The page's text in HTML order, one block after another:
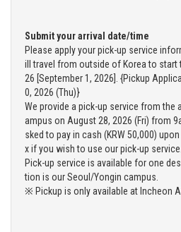
Submit your arrival date/time
Please apply your pick-up service
ill travel from outside of Korea to start
26 [September 1, 2026]. {Pickup
0, 2026 (Thu)}
We provide a pick-up service from the
ampus on August 28, 2026 (Fri) from
sked to pay in cash (KRW 50,000)
x if you wish to use our pick-up service.
Pick-up service is available for one
tion is our Seoul/Yongin campus.
※ Pickup is only available at Incheon